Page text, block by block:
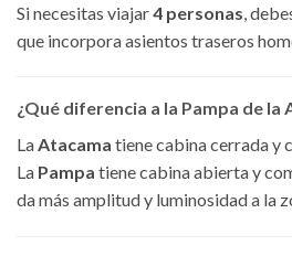
Si necesitas viajar4 personas ,
que incorpora asientos traseros
¿Qué diferencia a la Pampa de la
LaAtacama tiene cabina cerrada y
La Pampa tiene cabina abierta y
da más amplitud y luminosidad a la